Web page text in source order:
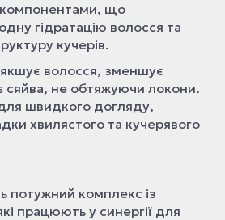
що
гідратацію волосся та
кучерів.
волосся, зменшує
сяйва, не обтяжуючи локони.
швидкого догляду,
хвилястого та кучерявого
потужний комплекс із
працюють у синергії для